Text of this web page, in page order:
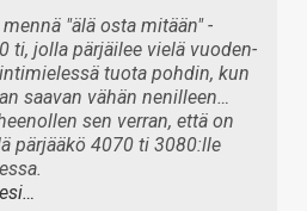
"älä osta mitään" -
ti, jolla pärjäilee vielä vuoden-
tuota pohdin, kun
saavan vähän nenilleen…
sen verran, että on
pärjääkö 4070 ti 3080:lle